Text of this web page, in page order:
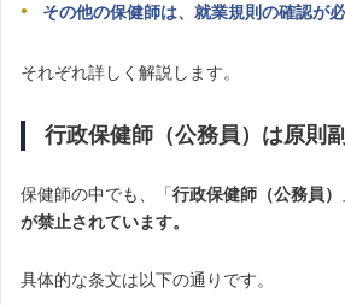
その他の保健師は、就業規則の確認が
それぞれ詳しく解説します。
行政保健師（公務員）は原則
保健師の中でも、「行政保健師（公務員
が禁止されています。
具体的な条文は以下の通りです。